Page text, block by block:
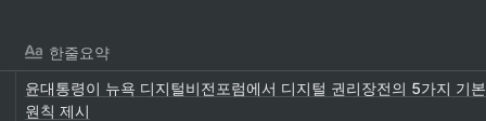
한줄요약
윤대통령이 뉴욕 디지털비전포럼에서 디지털 권리장전의 5가지 기본
원칙 제시